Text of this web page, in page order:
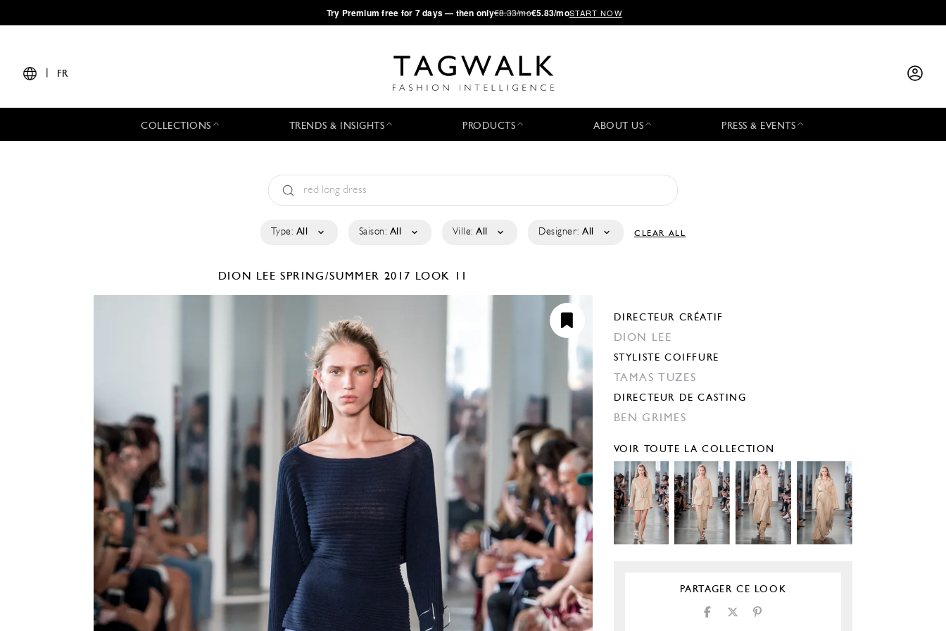
·Try Premium free for 7 days — then only€8.33/mo€5.83/moSTART NOW
FR
COLLECTIONS TRENDS & INSIGHTS PRODUCTS ABOUT US PRESS & EVENTS
Type: All Saison: All Ville: All Designer: All CLEAR ALL
DION LEESPRING/SUMMER 2017 LOOK 11
DIRECTEUR CRÉATIF
DION LEE
STYLISTE COIFFURE
TAMAS TUZES
DIRECTEUR DE CASTING
BEN GRIMES
VOIR TOUTE LA COLLECTION
PARTAGER CE LOOK